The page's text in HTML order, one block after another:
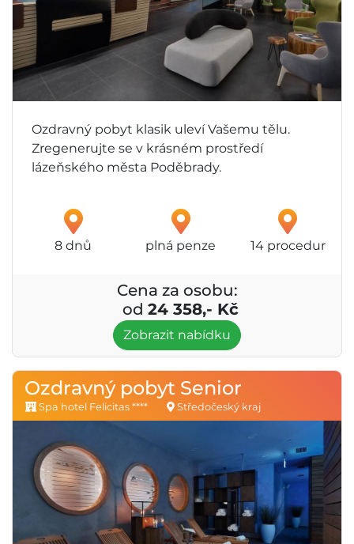
Ozdravný pobyt klasik uleví Vašemu tělu.
Zregenerujte se v krásném prostředí
lázeňského města Poděbrady.
8 dnů plná penze 14 procedur
Cena za osobu:
od 24 358,- Kč
Zobrazit nabídku
Ozdravný pobyt Senior
Spa hotel Felicitas **** Středočeský kraj